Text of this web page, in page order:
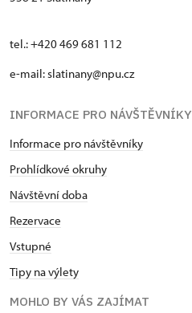
tel.: +420 469 681 112
e-mail: slatinany@npu.cz
INFORMACE PRO NÁVŠTĚVNÍKY
Informace pro návštěvníky
Prohlídkové okruhy
Návštěvní doba
Rezervace
Vstupné
Tipy na výlety
MOHLO BY VÁS ZAJÍMAT